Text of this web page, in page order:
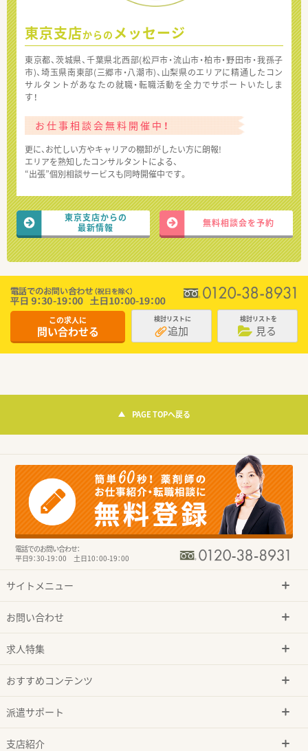
東京支店からの メッセージ
東京都、茨城県、千葉県北西部(松戸市・流山市・柏市・野田市・我孫子
市)、埼玉県南東部(三郷市・八潮市)、山梨県のエリアに精通したコン
サルタントがあなたの就職・転職活動を全力でサポートいたしま
す！
お仕事相談会無料開催中！
更に、お忙しい方やキャリアの棚卸がしたい方に朗報!
エリアを熟知したコンサルタントによる、
“出張”個別相談サービスも同時開催中です。
東京支店からの
最新情報
無料相談会を予約
この求人に
問い合わせる
検討リストに
追加
検討リストを
見る
PAGE TOPへ戻る
電話でのお問い合わせ：
平日9：30-19：00 土日10：00-19：00
サイトメニュー
お問い合わせ
求人特集
おすすめコンテンツ
派遣サポート
支店紹介